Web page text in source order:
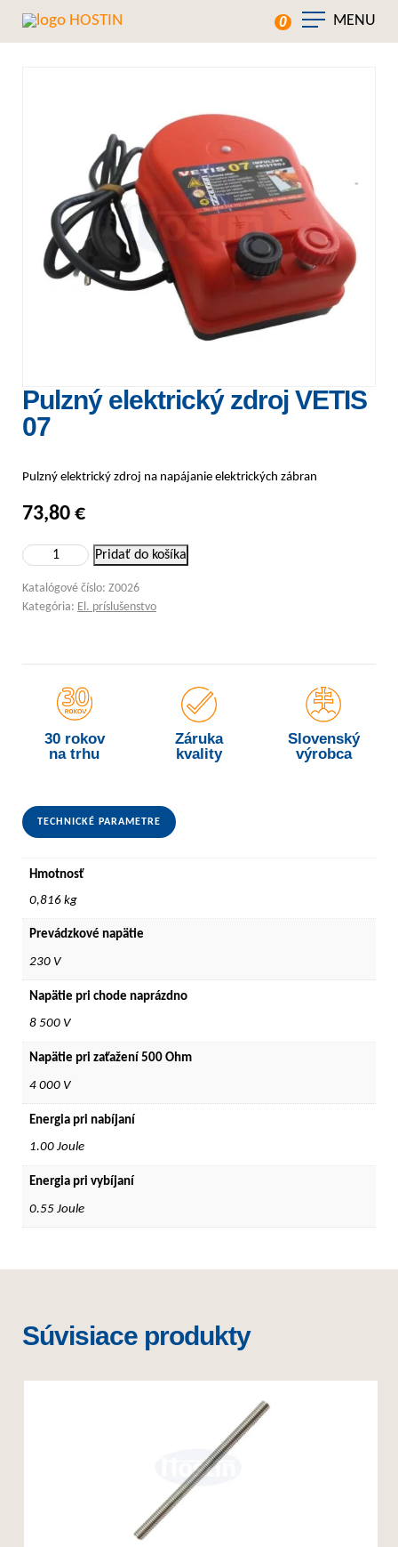
0 MENU
Pulzný elektrický zdroj VETIS
07
Pulzný elektrický zdroj na napájanie elektrických zábran
73,80 €
množstvo Pulzný elektrický zdroj VETIS 07
Pridať do košíka
Katalógové číslo: Z0026
Kategória: El. príslušenstvo
30 rokov
na trhu
Záruka
kvality
Slovenský
výrobca
TECHNICKÉ PARAMETRE
Hmotnosť
0,816 kg
Prevádzkové napätie
230 V
Napätie pri chode naprázdno
8 500 V
Napätie pri zaťažení 500 Ohm
4 000 V
Energia pri nabíjaní
1.00 Joule
Energia pri vybíjaní
0.55 Joule
Súvisiace produkty